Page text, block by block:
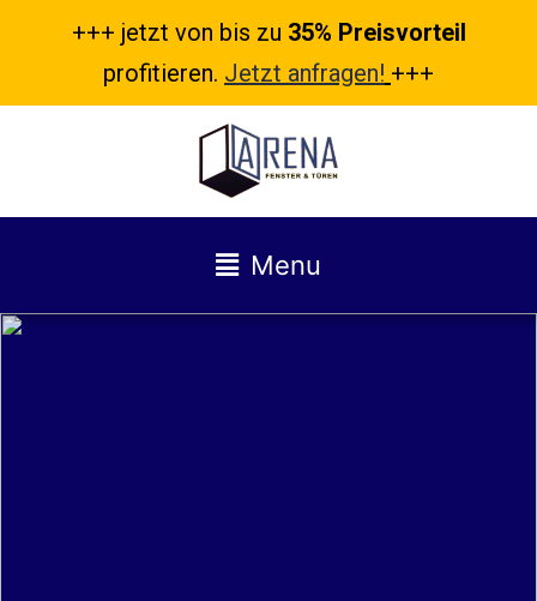
+++ jetzt von bis zu 35% Preisvorteil
profitieren. Jetzt anfragen! +++
Menu